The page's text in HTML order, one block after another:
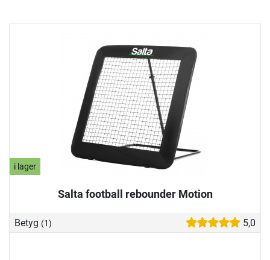
i lager
Salta football rebounder Motion
Betyg (1) 5,0